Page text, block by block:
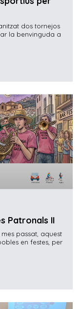
dos tornejos
la benvinguda a
Patronals II
passat, aquest
en festes, per